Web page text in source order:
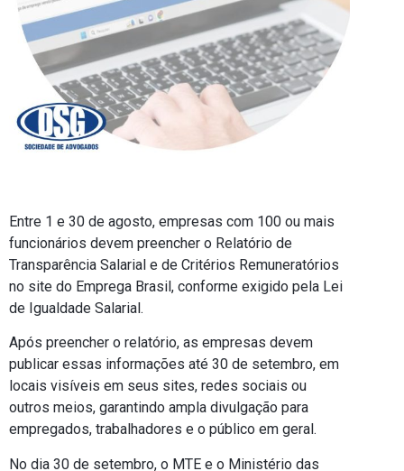
Entre 1 e 30 de agosto, empresas com 100 ou mais
funcionários devem preencher o Relatório de
Transparência Salarial e de Critérios Remuneratórios
no site do Emprega Brasil, conforme exigido pela Lei
de Igualdade Salarial.
Após preencher o relatório, as empresas devem
publicar essas informações até 30 de setembro, em
locais visíveis em seus sites, redes sociais ou
outros meios, garantindo ampla divulgação para
empregados, trabalhadores e o público em geral.
No dia 30 de setembro, o MTE e o Ministério das